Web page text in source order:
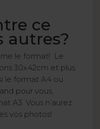
ce
autres?
le format! Le
30x42cm et plus
le format A4 ou
pour vous,
A3. Vous n’aurez
vos photos!